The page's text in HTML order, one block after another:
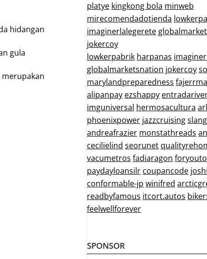
hidangan
gula
merupakan
platye kingkong bola minweb
mirecomendadotienda
imaginerlalegerete
jokercoy
lowkerpabrik harpanas
globalmarketsnation jokercoy
marylandpreparedness
alipanpay ezshappy
imguniversal hermosacultura
phoenixpower jazzcruising
andreafrazier monstathreads
cecilielind seorunet
vacumetros fadiaragon foryouto
paydayloansilr coupancode
conformable-jp winifred
readbyfamous itcort.autos
feelwellforever
SPONSOR